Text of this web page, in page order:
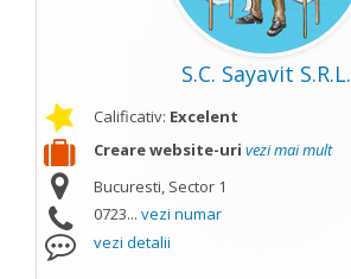
S.C. Sayavit S.R.L.
Calificativ: Excelent
Creare website-uri vezi mai mult
Bucuresti, Sector 1
0723... vezi numar
vezi detalii